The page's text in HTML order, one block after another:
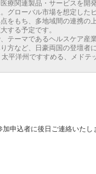
療関連製品・サービスを開
グローバル市場を想定した
をもち、多地域間の連携の
する予定です。
テーマであるヘルスケア産
方など、日豪両国の登壇者
平洋州ですすめる、メドテ
申込者に後日ご連絡いたし